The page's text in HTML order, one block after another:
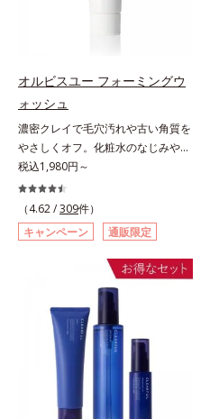
オルビス内スキンケアシリーズの保
湿力*3 年齢に応じたお手入れのこ
角層*5 乾燥による*6 洗浄によ
る物理的効果*7 うるおいによる
*8 乾燥、ハリ・ツヤのなさ*9
保湿成分*10 ロニセラカエルレア
果汁、ノバラエキス配合＝うるおい
を与えハリと透明感に満ちた肌へ導
く保湿成分*11 メマツヨイグサ抽
出液、スイカズラエキス配合＝角層
のすみずみまで水分・油分を保ち、
ローチする進化を遂げました。うる
アイテム同士をなじみやすくする
8アイテム分の機能を3ステップに集
約し、よりシンプルなお手入れで、
ハリ・ツヤのある好印象な清潔透明
肌(*1)へ導きます。*1 うるおいによ
る透明感のある肌*2 男性の顔画像
を用いた印象評価において、基準画
像に対して、頬全体に輝度分布がな
かさ印象が高く評価されたこと*3
2022年12月22日時点で、科学文献
データベースPubMed及びGoogle
scholarにより国内化粧品業界にお
いて該当文献がないことを確認（ポ
ーラ化成研究所調べ）
オルビスユー フォーミングウ
ォッシュ
濃密クレイで毛穴汚れや古い角質を
やさしくオフ。化粧水のなじみやす
い肌に。7000種を超える成分から
厳選し、「うるおいの質(*1)」に着
目した初期エイジングケア(*2)シリ
ーズオルビスユーは肌本来のうるお
いやバリア機能にアプローチする初
期エイジングケアシリーズです。
「うるおいの質」に着目し、肌荒れ
を予防しながらうるおいに満ちた美
しい肌へと導きます。ポーラ・オル
ビスグループ独自の肌荒れ防止有効
成分として、「DF-パンテノール
(*3)」を国内唯一(*4)、高濃度で配
合。角層のバリア機能にアプローチ
して肌荒れを防ぎ、肌不調にゆらが
税込1,980円～
（4.62 /309件）
キャンペーン
通販限定